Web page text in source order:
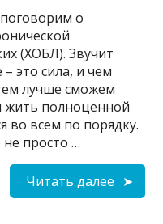
о
(ХОБЛ). Звучит
это сила, и чем
лучше сможем
жить полноценной
во всем по порядку.
просто …
Читать далее